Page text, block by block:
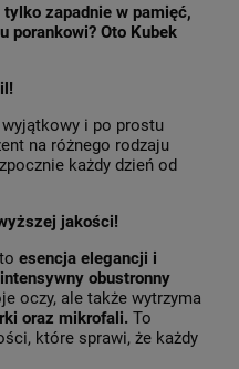
zapadnie w pamięć,
porankowi? Oto Kubek
i po prostu
na różnego rodzaju
każdy dzień od
jakości!
esencja elegancji i
obustronny
oczy, ale także wytrzyma
oraz mikrofali. To
które sprawi, że każdy